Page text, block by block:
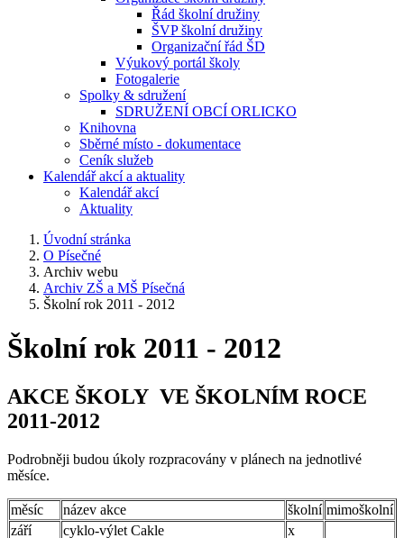
Řád školní družiny
ŠVP školní družiny
Organizační řád ŠD
Výukový portál školy
Fotogalerie
Spolky & sdružení
SDRUŽENÍ OBCÍ ORLICKO
Knihovna
Sběrné místo - dokumentace
Ceník služeb
Kalendář akcí a aktuality
Kalendář akcí
Aktuality
Úvodní stránka
O Písečné
Archiv webu
Archiv ZŠ a MŠ Písečná
Školní rok 2011 - 2012
Školní rok 2011 - 2012
AKCE ŠKOLY VE ŠKOLNÍM ROCE
2011-2012
Podrobněji budou úkoly rozpracovány v plánech na jednotlivé
měsíce.
měsíc název akce školní mimoškolní
září
cyklo-výlet Cakle x